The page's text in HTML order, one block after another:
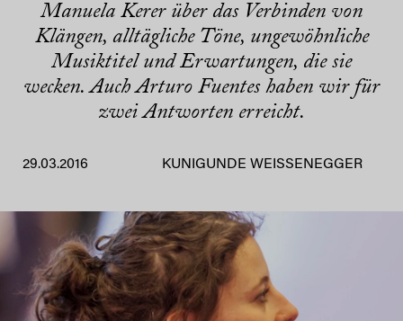
Manuela Kerer über das Verbinden von
Klängen, alltägliche Töne, ungewöhnliche
Musiktitel und Erwartungen, die sie
wecken. Auch Arturo Fuentes haben wir für
zwei Antworten erreicht.
29.03.2016 KUNIGUNDE WEISSENEGGER